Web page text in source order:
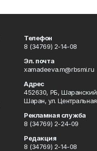
Телефон
8 (34769) 2-14-08
Эл. почта
xamadeeva.m@rbsmi.ru
Адрес
452630, РБ, Шаранский
Шаран, ул.
Рекламная служба
8 (34769) 2-24-09
Редакция
8 (34769) 2-14-08